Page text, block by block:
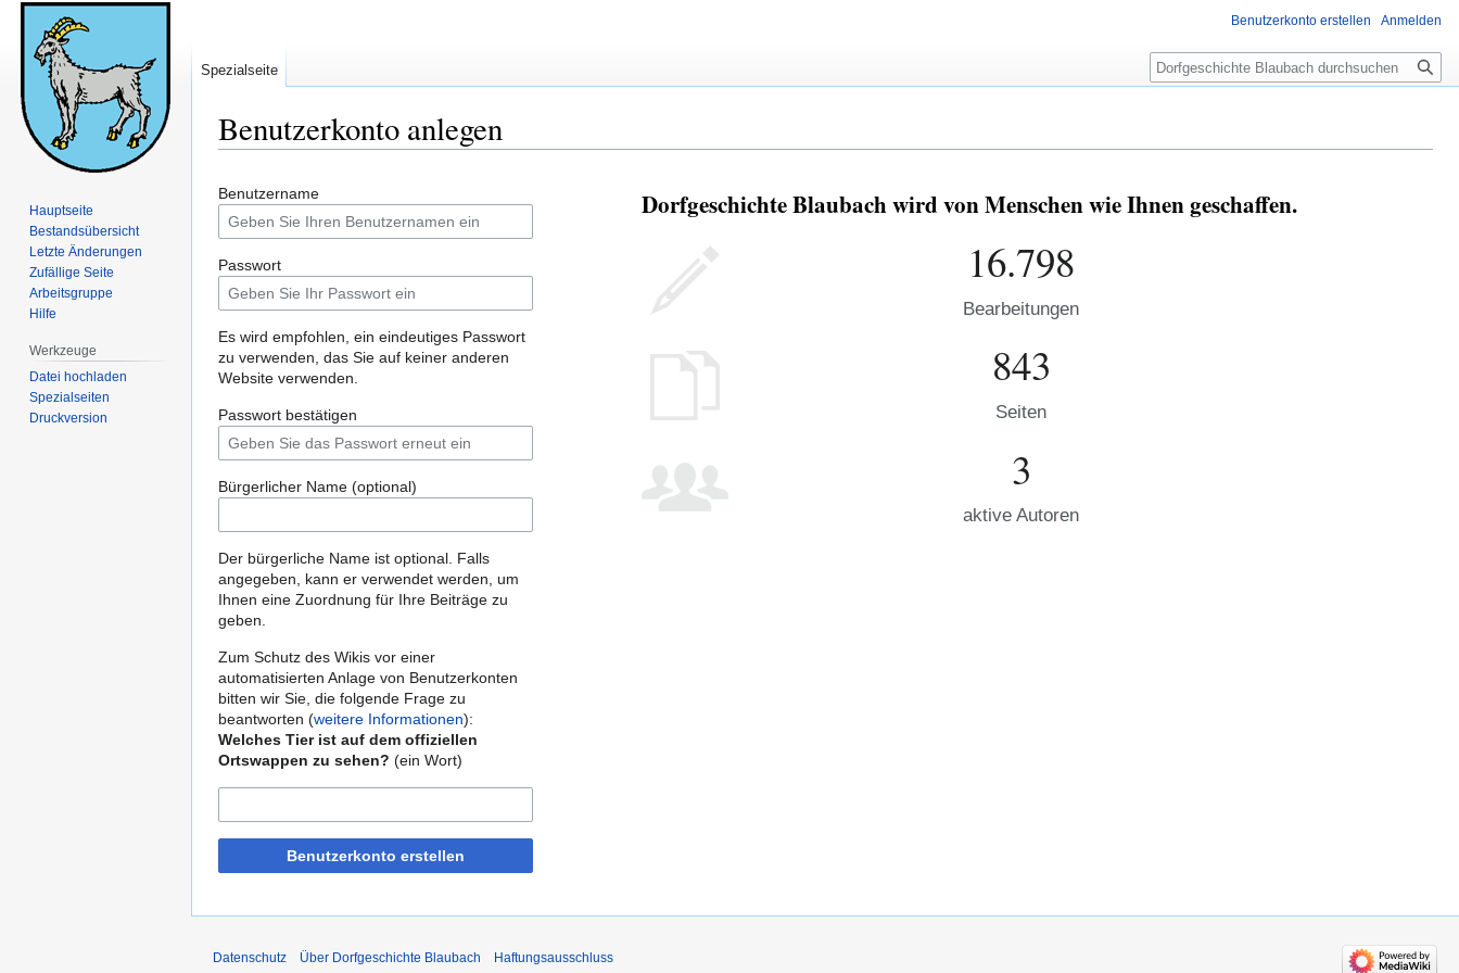
Benutzerkonto anlegen
Navigation
springen
Suche
springen
Benutzername
Passwort
Es wird empfohlen, ein eindeutiges Passwort
zu verwenden, das Sie auf keiner anderen
Website verwenden.
Passwort bestätigen
Bürgerlicher Name (optional)
Der bürgerliche Name ist optional. Falls
angegeben, kann er verwendet werden, um
Ihnen eine Zuordnung für Ihre Beiträge zu
geben.
Zum Schutz des Wikis vor einer
automatisierten Anlage von Benutzerkonten
bitten wir Sie, die folgende Frage zu
beantworten (weitere Informationen):
Welches Tier ist auf dem offiziellen
Ortswappen zu sehen? (ein Wort)
Benutzerkonto erstellen
Dorfgeschichte Blaubach wird von Menschen wie Ihnen geschaffen.
16.798
Bearbeitungen
843
Seiten
3
aktive Autoren
Benutzerkonto erstellen Anmelden
Spezialseite Suche
Hauptseite
Bestandsübersicht
Letzte Änderungen
Zufällige Seite
Arbeitsgruppe
Hilfe
Werkzeuge
Datei hochladen
Spezialseiten
Druckversion
Datenschutz Über Dorfgeschichte Blaubach Haftungsausschluss